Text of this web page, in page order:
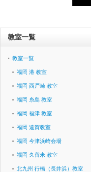
教室一覧
教室一覧
福岡 港 教室
福岡 西戸崎 教室
福岡 糸島 教室
福岡 福津 教室
福岡 遠賀教室
福岡 今津浜崎会場
福岡 久留米 教室
北九州 行橋（長井浜）教室